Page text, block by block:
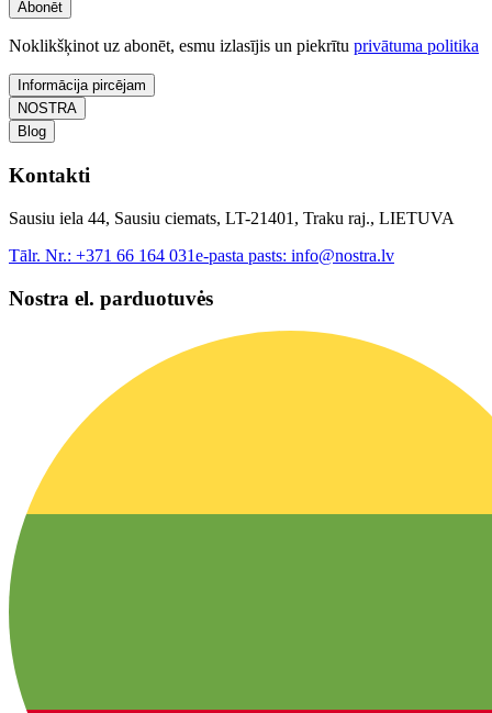
Abonēt
Noklikšķinot uz abonēt, esmu izlasījis un piekrītu privātuma politika
Informācija pircējam
NOSTRA
Blog
Kontakti
Sausiu iela 44, Sausiu ciemats, LT-21401, Traku raj., LIETUVA
Tālr. Nr.: +371 66 164 031e-pasta pasts: info@nostra.lv
Nostra el. parduotuvės